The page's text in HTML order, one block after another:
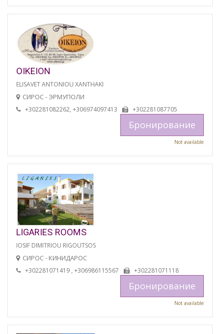
OIKEION
ELISAVET ANTONIOU XANTHAKI
СИРОС - ЭРМУПОЛИ
+302281082262, +306974097413 +302281087705
Бронирование
Not available
LIGARIES ROOMS
IOSIF DIMITRIOU RIGOUTSOS
СИРОС - КИНИДАРОС
+302281071419 , +306986115567 +302281071118
Бронирование
Not available